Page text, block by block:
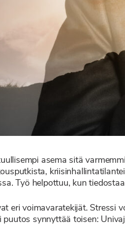
asema sitä
Työ helpottuu, kun
eri voimavaratekijät. Stressi
puutos synnyttää toisen: